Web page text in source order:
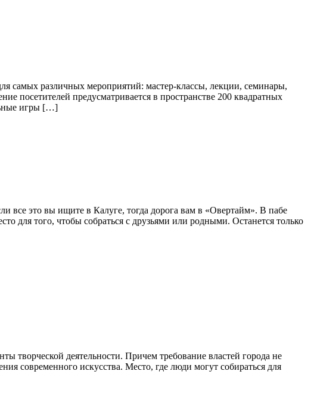
самых различных мероприятий: мастер-классы, лекции, семинары,
посетителей предусматривается в пространстве 200 квадратных
игры […]
все это вы ищите в Калуге, тогда дорога вам в «Овертайм». В пабе
для того, чтобы собраться с друзьями или родными. Останется только
творческой деятельности. Причем требование властей города не
современного искусства. Место, где люди могут собираться для